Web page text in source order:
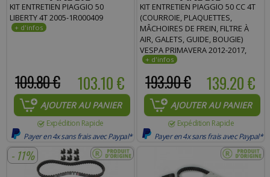
KIT ENTRETIEN PIAGGIO 50
LIBERTY 4T 2005-1R000409
103.10 €
109.80 €
AJOUTER AU PANIER
Expédition Rapide
Payer en 4x sans frais avec Paypal*
KIT ENTRETIEN PIAGGIO 50 CC 4T
(COURROIE, PLAQUETTES,
MÂCHOIRES DE FREIN, FILTRE À
AIR, GALETS, GUIDE, BOUGIE)
VESPA PRIMAVERA 2012-2017,
SPRINT 2013-2017 - 1R000387
139.20 €
193.90 €
AJOUTER AU PANIER
Expédition Rapide
Payer en 4x sans frais avec Paypal*
- 11%